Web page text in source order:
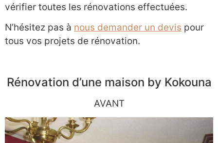
vérifier toutes les rénovations effectuées.
N’hésitez pas à nous demander un devis pour
tous vos projets de rénovation.
Rénovation d’une maison by Kokouna
AVANT